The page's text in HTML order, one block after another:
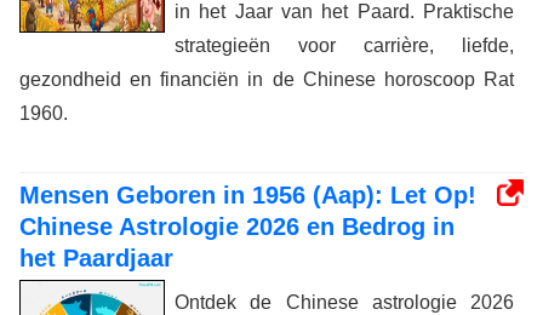
in het Jaar van het Paard. Praktische
strategieën voor carrière, liefde,
gezondheid en financiën in de Chinese horoscoop Rat
1960.
Mensen Geboren in 1956 (Aap): Let Op!
Chinese Astrologie 2026 en Bedrog in
het Paardjaar
Ontdek de Chinese astrologie 2026